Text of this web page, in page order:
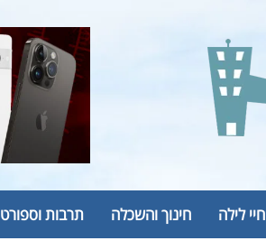
חיי לילה חינוך והשכלה תרבות וספורט